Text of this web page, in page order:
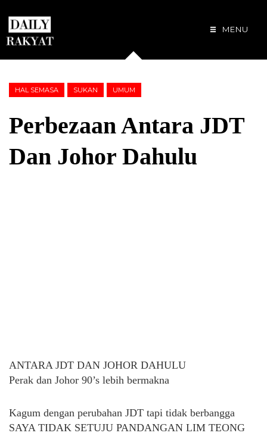
MENU
HAL SEMASA SUKAN UMUM
Perbezaan Antara JDT
Dan Johor Dahulu
ANTARA JDT DAN JOHOR DAHULU
Perak dan Johor 90’s lebih bermakna
Kagum dengan perubahan JDT tapi tidak berbangga
SAYA TIDAK SETUJU PANDANGAN LIM TEONG